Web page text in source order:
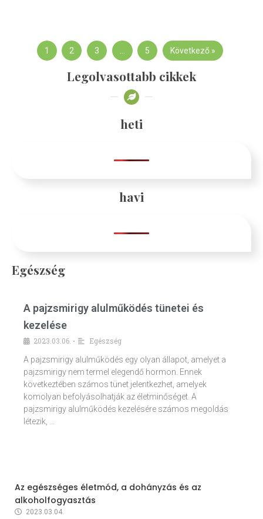
1 2 3 … 5 Következő »
Legolvasottabb cikkek
heti
havi
Egészség
A pajzsmirigy alulműködés tünetei és
kezelése
2023.03.06. •
Egészség
A pajzsmirigy alulműködés egy olyan állapot, amelyet a
pajzsmirigy nem termel elegendő hormon. Ennek
következtében számos tünet jelentkezhet, amelyek
komolyan befolyásolhatják az életminőséget. A
pajzsmirigy alulműködés kezelésére számos megoldás
létezik, …
Az egészséges életmód, a dohányzás és az
alkoholfogyasztás
2023.03.04.